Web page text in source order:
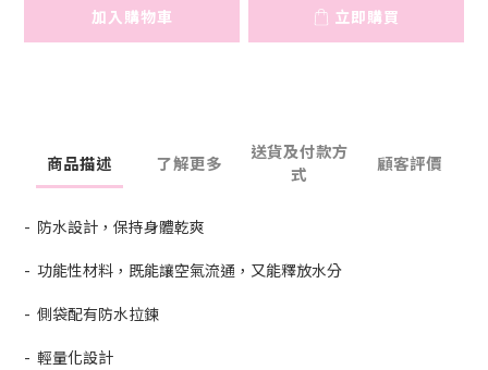
加入購物車 立即購買
商品描述 了解更多
送貨及付款方
式
顧客評價
- 防水設計，保持身體乾爽
- 功能性材料，既能讓空氣流通，又能釋放水分
- 側袋配有防水拉鍊
- 輕量化設計